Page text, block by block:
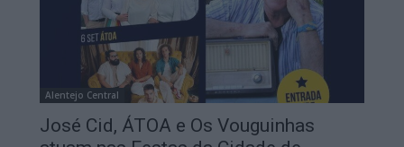
Alentejo Central
José Cid, ÁTOA e Os Vouguinhas